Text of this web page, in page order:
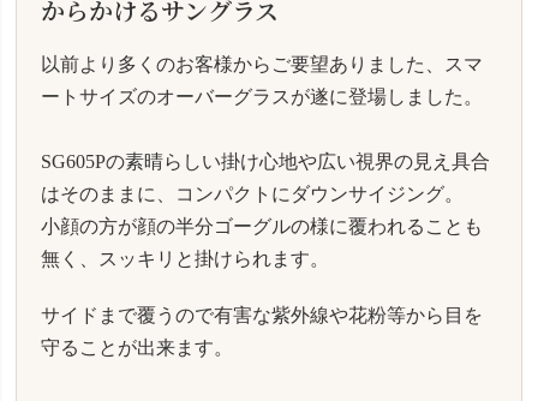
からかけるサングラス
以前より多くのお客様からご要望ありました、スマ
ートサイズのオーバーグラスが遂に登場しました。
SG605Pの素晴らしい掛け心地や広い視界の見え具合
はそのままに、コンパクトにダウンサイジング。
小顔の方が顔の半分ゴーグルの様に覆われることも
無く、スッキリと掛けられます。
サイドまで覆うので有害な紫外線や花粉等から目を
守ることが出来ます。